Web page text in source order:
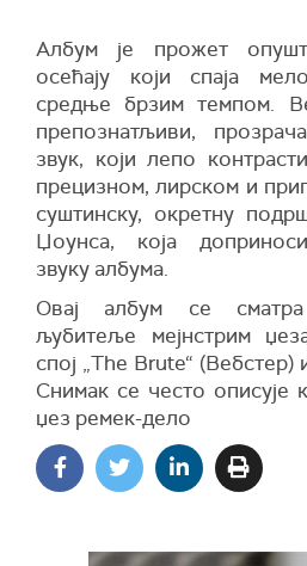
Албум је прожет
осећају који спаја
средње брзим темпом.
препознатљиви,
звук, који лепо
прецизном, лирском и
суштинску, окретну
Џоунса, која
звуку албума.
Овај албум се
љубитеље мејнстрим
спој „The Brute“ (Вебстер)
Снимак се често описује
џез ремек-дело